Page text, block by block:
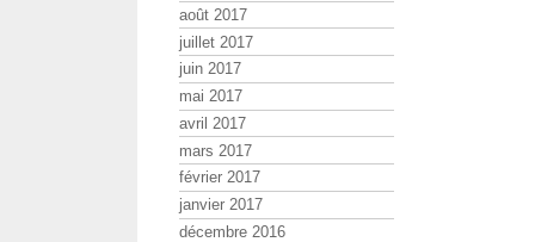
août 2017
juillet 2017
juin 2017
mai 2017
avril 2017
mars 2017
février 2017
janvier 2017
décembre 2016